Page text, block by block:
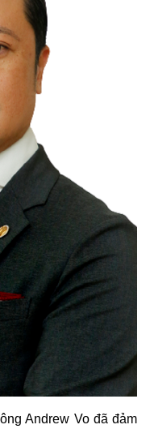
Andrew Vo đã đảm